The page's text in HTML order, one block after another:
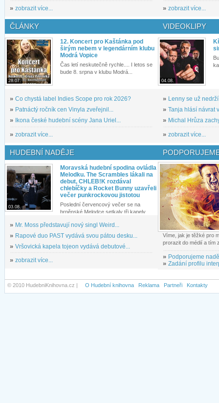
» zobrazit více... » zobrazit více...
ČLÁNKY
28.07.
12. Koncert pro Kaštánka pod
širým nebem v legendárním klubu
Modrá Vopice
Čas letí neskutečně rychle.... I letos se
bude 8. srpna v klubu Modrá...
» Co chystá label Indies Scope pro rok 2026?
» Patnáctý ročník cen Vinyla zveřejnil...
»
Ikona české hudební scény Jana Uriel...
» zobrazit více...
VIDEOKLIPY
04.08.
» Lenny se už
» Tanja hlásí návrat
» Michal Hrůza
» zobrazit více...
HUDEBNÍ NADĚJE
03.08.
Moravská hudební spodina ovládla
Melodku. The Scrambles lákali na
debut, CHLEB!K rozdával
chlebíčky a Rocket Bunny uzavřeli
večer punkrockovou jistotou
Poslední červencový večer se na
brněnské Melodce setkaly tři kapely...
» Mr. Moss představují nový singl Weird...
» Rapové duo PAST vydává svou pátou desku...
» Vršovická kapela tojeon vydává debutové...
» zobrazit více...
Víme, jak je těžké pro
prorazit do médií a tím
» Podporujeme
» Zadání profilu
© 2010 HudebniKnihovna.cz | O Hudební knihovna Reklama Partneři Kontakty